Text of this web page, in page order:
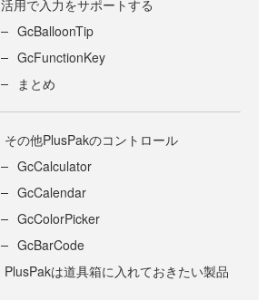
活用で入力をサポートする
GcBalloonTip
GcFunctionKey
まとめ
その他PlusPakのコントロール
GcCalculator
GcCalendar
GcColorPicker
GcBarCode
PlusPakは道具箱に入れておきたい製品